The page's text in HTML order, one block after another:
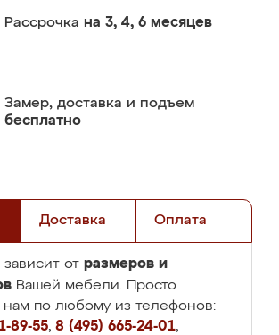
Рассрочка на 3, 4, 6 месяцев
Замер, доставка и подъем
бесплатно
Доставка Оплата
от размеров и
Вашей мебели. Просто
нам по любому из телефонов:
89-55, 8 (495) 665-24-01,